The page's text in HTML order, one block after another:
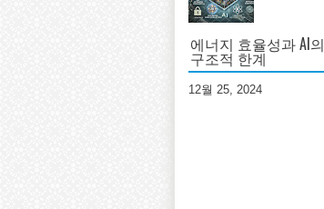
에너지 효율성과 AI의
구조적 한계
12월 25, 2024